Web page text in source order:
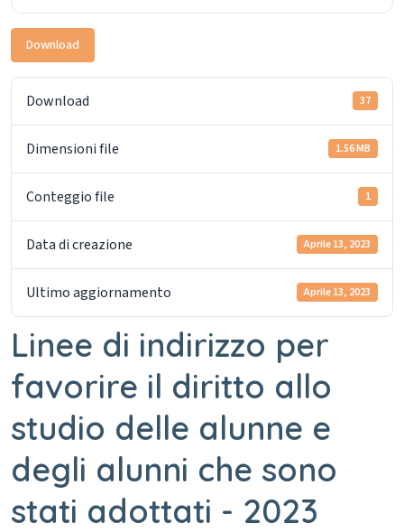
Download
Download 37
Dimensioni file 1.56 MB
Conteggio file 1
Data di creazione Aprile 13, 2023
Ultimo aggiornamento Aprile 13, 2023
Linee di indirizzo per
favorire il diritto allo
studio delle alunne e
degli alunni che sono
stati adottati - 2023